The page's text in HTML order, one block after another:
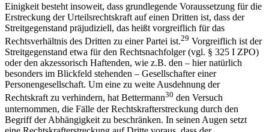
Einigkeit besteht insoweit, dass grundlegende Voraussetzung für die
Erstreckung der Urteilsrechtskraft auf einen Dritten ist, dass der
Streitgegenstand präjudiziell, das heißt vorgreiflich für das
Rechtsverhältnis des Dritten zu einer Partei ist.29 Vorgreiflich ist der
Streitgegenstand etwa für den Rechtsnachfolger (vgl. § 325 I ZPO)
oder den akzessorisch Haftenden, wie z.B. den –​ hier natürlich
besonders im Blickfeld stehenden –​ Gesellschafter einer
Personengesellschaft. Um eine zu weite Ausdehnung der
Rechtskraft zu verhindern, hatBettermann30 den Versuch
unternommen, die Fälle der Rechtskrafterstreckung durch den
Begriff der Abhängigkeit zu beschränken. In seinen Augen setzt